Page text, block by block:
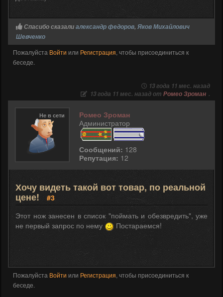
Спасибо сказалиалександр федоров, Яков Михайлович
Шевченко
Пожалуйста Войти или Регистрация, чтобы присоединиться к
беседе.
13 года 11 мес. назад
13 года 11 мес. назад от Ромео Зроман .
Не в сети
Ромео Зроман
Администратор
Сообщений: 128
Репутация: 12
Хочу видеть такой вот товар, по реальной
цене!
#3
Этот нож занесен в список "поймать и обезвредить", уже
не первый запрос по нему
Постараемся!
Пожалуйста Войти или Регистрация, чтобы присоединиться к
беседе.